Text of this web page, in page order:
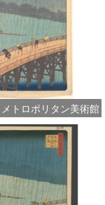
メトロポリタン美術館